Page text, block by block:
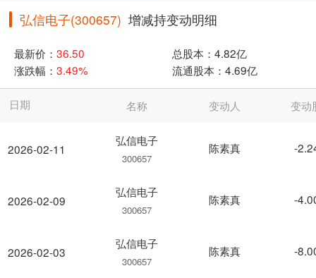
弘信电子(300657) 增减持变动明细
最新价： 36.50 总股本： 4.82亿
涨跌幅： 3.49% 流通股本： 4.69亿
日期
2026-02-11
2026-02-09
2026-02-03
名称 变动人 变动
弘信电子
300657
陈素真 -
弘信电子
300657
陈素真 -
弘信电子
300657
陈素真 -